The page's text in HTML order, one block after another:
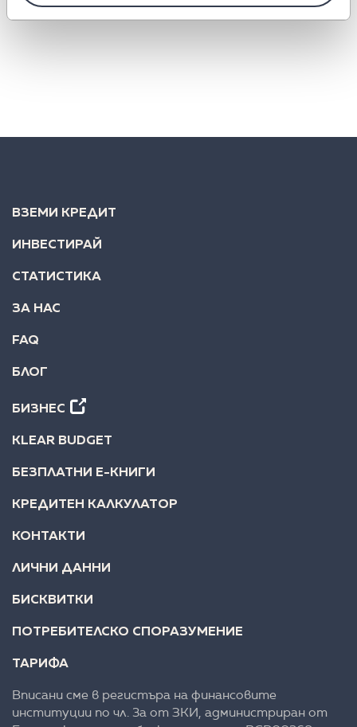
ВЗЕМИ КРЕДИТ
ИНВЕСТИРАЙ
СТАТИСТИКА
ЗА НАС
FAQ
БЛОГ
БИЗНЕС
KLEAR BUDGET
БЕЗПЛАТНИ Е-КНИГИ
КРЕДИТЕН КАЛКУЛАТОР
КОНТАКТИ
ЛИЧНИ ДАННИ
БИСКВИТКИ
ПОТРЕБИТЕЛСКО СПОРАЗУМЕНИЕ
ТАРИФА
Вписани сме в регистъра на финансовите
институции по чл. 3а от ЗКИ, администриран от